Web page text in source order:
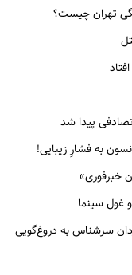
تهران چیست؟
پیدا شد
به فشارِ زیبایی!
خبرفوری»
غول سینما
سرشناس به دروغ‌گویی